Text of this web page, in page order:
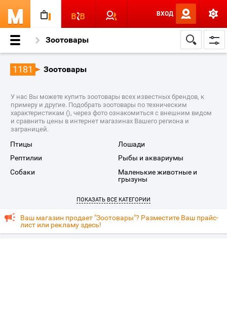
ВХОД
Зоотовары
1181 Зоотовары
У нас Вы можете купить зоотовары всех известных брендов, к
примеру и другие. Подобрать зоотовары по техническим
характеристикам (), через фото ознакомиться с внешним видом
и сравнить цены в интернет магазинах Вашего региона и
заграницей.
птицы
лошади
рептилии
рыбы и аквариумы
собаки
маленькие животные и
грызуны
ПОКАЗАТЬ ВСЕ КАТЕГОРИИ
Ваш магазин продает "Зоотовары"? Разместите Ваш прайс-
лист или рекламу здесь!